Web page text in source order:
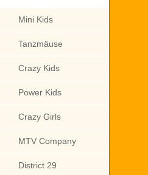
Mini Kids
Tanzmäuse
Crazy Kids
Power Kids
Crazy Girls
MTV Company
District 29